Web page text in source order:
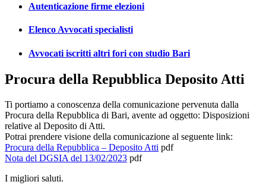
Autenticazione firme elezioni
Elenco Avvocati specialisti
Avvocati iscritti altri fori con studio Bari
Procura della Repubblica Deposito Atti
Ti portiamo a conoscenza della comunicazione pervenuta dalla
Procura della Repubblica di Bari, avente ad oggetto: Disposizioni
relative al Deposito di Atti.
Potrai prendere visione della comunicazione al seguente link:
Procura della Repubblica – Deposito Atti pdf
Nota del DGSIA del 13/02/2023 pdf
I migliori saluti.